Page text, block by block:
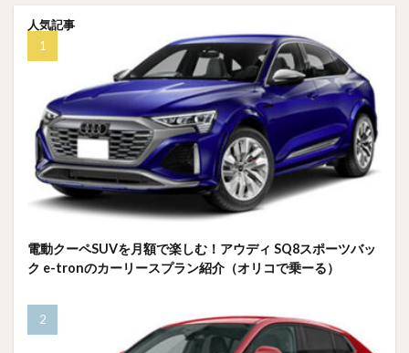
人気記事
電動クーペSUVを月額で楽しむ！アウディ SQ8スポーツバッ
ク e-tronのカーリースプラン紹介（オリコで乗ーる）